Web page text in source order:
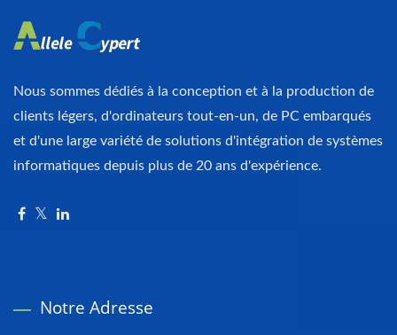
Nous sommes dédiés à la conception et à la production de
clients légers, d'ordinateurs tout-en-un, de PC embarqués
et d'une large variété de solutions d'intégration de systèmes
informatiques depuis plus de 20 ans d'expérience.
Notre Adresse